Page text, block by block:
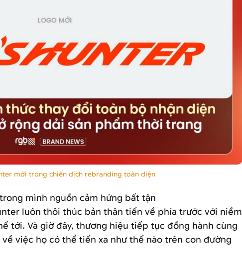
mới trong chiến dịch rebranding toàn diện
mình nguồn cảm hứng bất tận
luôn thôi thúc bản thân tiến về phía trước với niềm
tới. Và giờ đây, thương hiệu tiếp tục đồng hành cùng
việc họ có thể tiến xa như thế nào trên con đường